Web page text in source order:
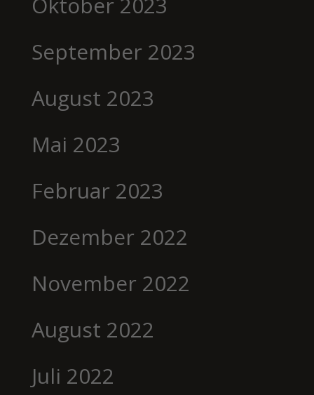
September 2023
August 2023
Mai 2023
Februar 2023
Dezember 2022
November 2022
August 2022
Juli 2022